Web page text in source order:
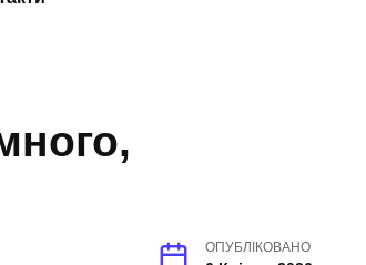
ОПУБЛІКОВАНО